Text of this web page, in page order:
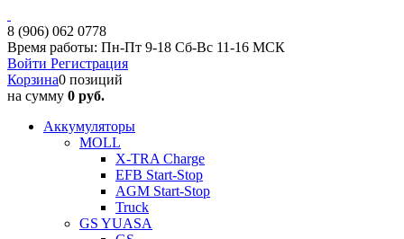
8 (906) 062 0778
Время работы: Пн-Пт 9-18 Сб-Вс 11-16 МСК
Войти Регистрация
Корзина0 позиций
на сумму 0 руб.
Аккумуляторы
MOLL
X-TRA Charge
EFB Start-Stop
AGM Start-Stop
Truck
GS YUASA